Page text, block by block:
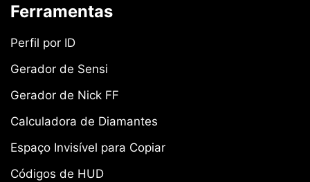
Ferramentas
Perfil por ID
Gerador de Sensi
Gerador de Nick FF
Calculadora de Diamantes
Espaço Invisível para Copiar
Códigos de HUD